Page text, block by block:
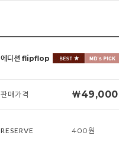
에디션 flipflop
판매가격 ￦49,000
RESERVE 400원